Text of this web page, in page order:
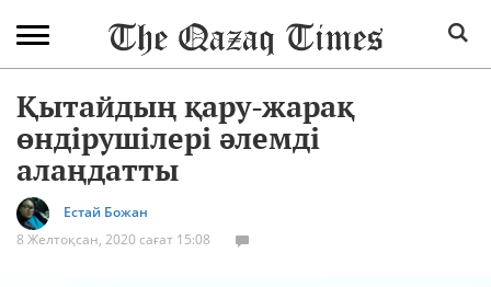
Қытайдың қару-жарақ
өндірушілері әлемді
алаңдатты
Естай Божан
8 Желтоқсан, 2020 сағат 15:08